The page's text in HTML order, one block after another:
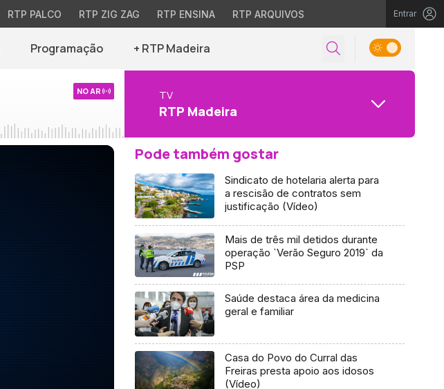
RTP PALCO RTP ZIG ZAG RTP ENSINA RTP ARQUIVOS Entrar
Programação + RTP Madeira
NO AR TV
RTP Madeira
Pode também gostar
Sindicato de hotelaria alerta para
a rescisão de contratos sem
justificação (Vídeo)
Mais de três mil detidos durante
operação `Verão Seguro 2019` da
PSP
Saúde destaca área da medicina
geral e familiar
Casa do Povo do Curral das
Freiras presta apoio aos idosos
(Vídeo)